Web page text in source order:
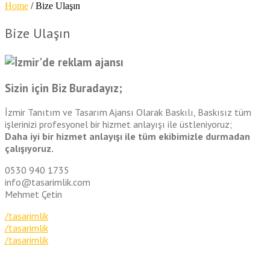
Home / Bize Ulaşın
Bize Ulaşın
Sizin için Biz Buradayız;
İzmir Tanıtım ve Tasarım Ajansı Olarak Baskılı, Baskısız tüm
işlerinizi profesyonel bir hizmet anlayışı ile üstleniyoruz;
Daha iyi bir hizmet anlayışı ile tüm ekibimizle durmadan
çalışıyoruz.
0530 940 1735
info@tasarimlik.com
Mehmet Çetin
/tasarimlik
/tasarimlik
/tasarimlik